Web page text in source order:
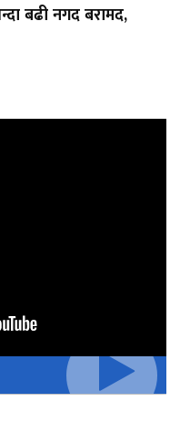
बढी नगद बरामद,